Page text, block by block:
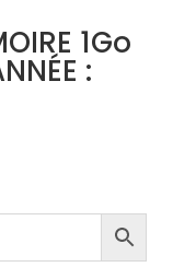
1Go
: